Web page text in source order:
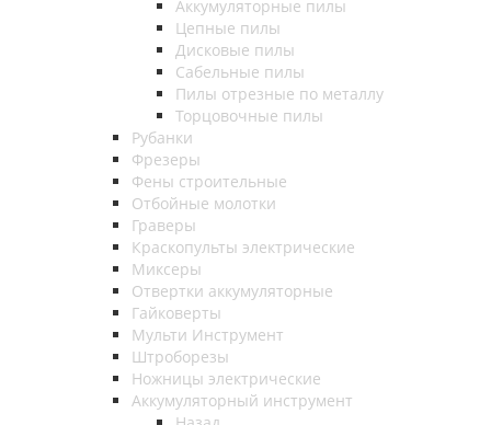
Аккумуляторные пилы
Цепные пилы
Дисковые пилы
Сабельные пилы
Пилы отрезные по металлу
Торцовочные пилы
Рубанки
Фрезеры
Фены строительные
Отбойные молотки
Граверы
Краскопульты электрические
Миксеры
Отвертки аккумуляторные
Гайковерты
Мульти Инструмент
Штроборезы
Ножницы электрические
Аккумуляторный инструмент